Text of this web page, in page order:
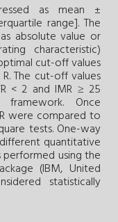
as mean ±
range]. The
absolute value or
characteristic)
cut-off values
The cut-off values
< 2 and IMR ≥ 25
Once
were compared to
tests. One-way
quantitative
performed using the
(IBM, United
statistically